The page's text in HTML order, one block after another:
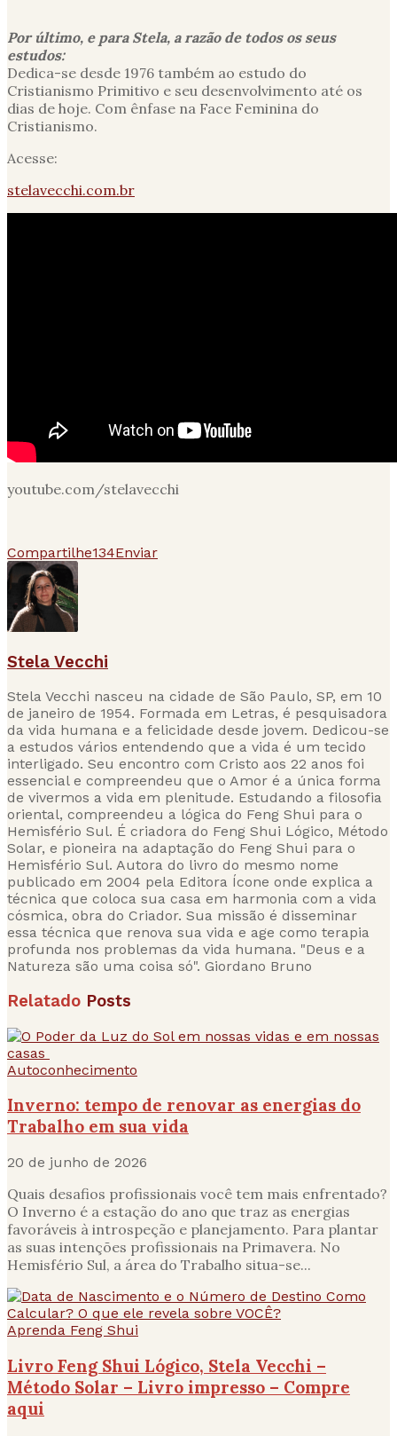
Por último, e para Stela, a razão de todos os seus
estudos:
Dedica-se desde 1976 também ao estudo do
Cristianismo Primitivo e seu desenvolvimento até os
dias de hoje. Com ênfase na Face Feminina do
Cristianismo.
Acesse:
stelavecchi.com.br
youtube.com/stelavecchi
Compartilhe134Enviar
Stela Vecchi
Stela Vecchi nasceu na cidade de São Paulo, SP, em 10
de janeiro de 1954. Formada em Letras, é pesquisadora
da vida humana e a felicidade desde jovem. Dedicou-se
a estudos vários entendendo que a vida é um tecido
interligado. Seu encontro com Cristo aos 22 anos foi
essencial e compreendeu que o Amor é a única forma
de vivermos a vida em plenitude. Estudando a filosofia
oriental, compreendeu a lógica do Feng Shui para o
Hemisfério Sul. É criadora do Feng Shui Lógico, Método
Solar, e pioneira na adaptação do Feng Shui para o
Hemisfério Sul. Autora do livro do mesmo nome
publicado em 2004 pela Editora Ícone onde explica a
técnica que coloca sua casa em harmonia com a vida
cósmica, obra do Criador. Sua missão é disseminar
essa técnica que renova sua vida e age como terapia
profunda nos problemas da vida humana. "Deus e a
Natureza são uma coisa só". Giordano Bruno
Relatado Posts
Autoconhecimento
Inverno: tempo de renovar as energias do
Trabalho em sua vida
20 de junho de 2026
Quais desafios profissionais você tem mais enfrentado?
O Inverno é a estação do ano que traz as energias
favoráveis à introspeção e planejamento. Para plantar
as suas intenções profissionais na Primavera. No
Hemisfério Sul, a área do Trabalho situa-se...
Aprenda Feng Shui
Livro Feng Shui Lógico, Stela Vecchi –
Método Solar – Livro impresso – Compre
aqui